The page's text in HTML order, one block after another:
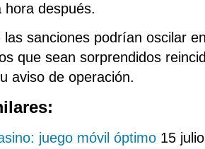
hora después.
las sanciones podrían oscilar
que sean sorprendidos
aviso de operación.
juego móvil óptimo 15